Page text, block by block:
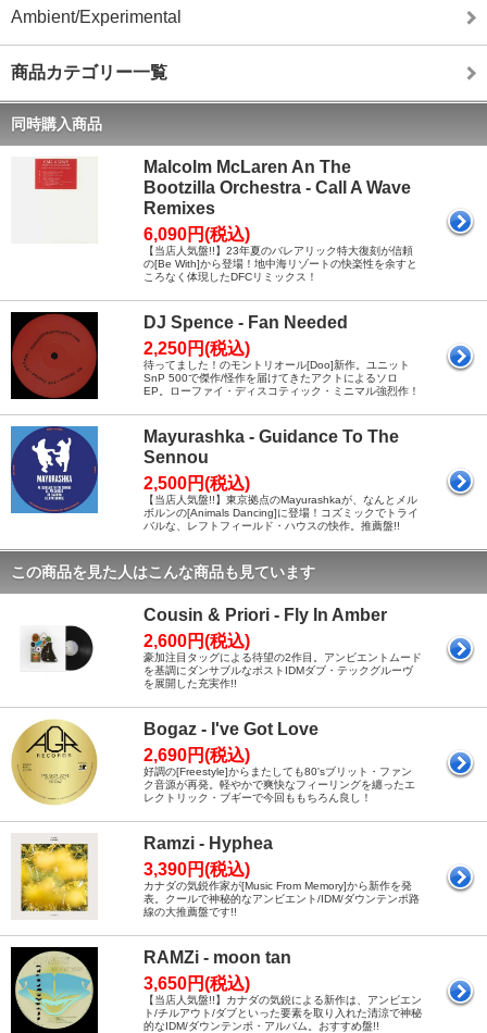
Ambient/Experimental
商品カテゴリー一覧
同時購入商品
Malcolm McLaren An The
Bootzilla Orchestra - Call A Wave
Remixes
6,090円(税込)
【当店人気盤!!】23年夏のバレアリック特大復刻が信頼
の[Be With]から登場！地中海リゾートの快楽性を余すと
ころなく体現したDFCリミックス！
DJ Spence - Fan Needed
2,250円(税込)
待ってました！のモントリオール[Doo]新作。ユニット
SnP 500で傑作/怪作を届けてきたアクトによるソロ
EP。ローファイ・ディスコティック・ミニマル強烈作！
Mayurashka - Guidance To The
Sennou
2,500円(税込)
【当店人気盤!!】東京拠点のMayurashkaが、なんとメル
ボルンの[Animals Dancing]に登場！コズミックでトライ
バルな、レフトフィールド・ハウスの快作。推薦盤!!
この商品を見た人はこんな商品も見ています
Cousin & Priori - Fly In Amber
2,600円(税込)
豪加注目タッグによる待望の2作目。アンビエントムード
を基調にダンサブルなポストIDMダブ・テックグルーヴ
を展開した充実作!!
Bogaz - I've Got Love
2,690円(税込)
好調の[Freestyle]からまたしても80'sブリット・ファン
ク音源が再発。軽やかで爽快なフィーリングを纏ったエ
レクトリック・ブギーで今回ももちろん良し！
Ramzi - Hyphea
3,390円(税込)
カナダの気鋭作家が[Music From Memory]から新作を発
表。クールで神秘的なアンビエント/IDM/ダウンテンポ路
線の大推薦盤です!!
RAMZi - moon tan
3,650円(税込)
【当店人気盤!!】カナダの気鋭による新作は、アンビエン
ト/チルアウト/ダブといった要素を取り入れた清涼で神秘
的なIDM/ダウンテンポ・アルバム。おすすめ盤!!